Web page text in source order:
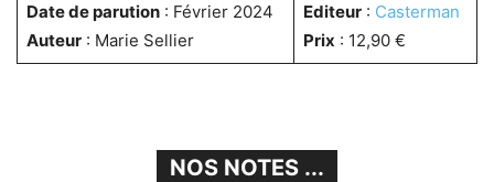
Date de parution: Février 2024
Auteur: Marie Sellier
Editeur: Casterman
Prix : 12,90 €
NOS NOTES ...